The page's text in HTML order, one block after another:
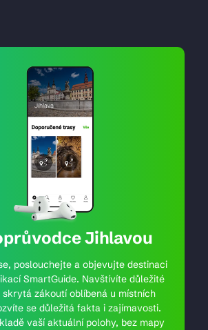
Jihlavou
poslouchejte a objevujte destinaci
SmartGuide. Navštívíte důležité
zákoutí oblíbená u místních
se důležitá fakta i zajímavosti.
vaší aktuální polohy, bez mapy